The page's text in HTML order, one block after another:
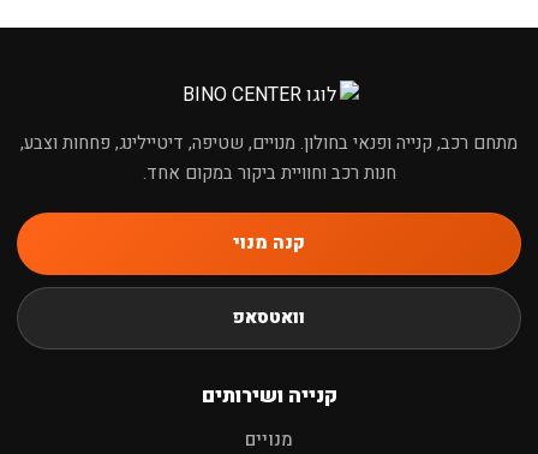
מחפשים מוצר לרכב? ×
מתחם רכב, קנייה ופנאי בחולון. מנויים, שטיפה, דיטיילינג, פחחות וצבע,
חנות רכב וחוויית ביקור במקום אחד.
קנה מנוי
וואטסאפ
קנייה ושירותים
מנויים